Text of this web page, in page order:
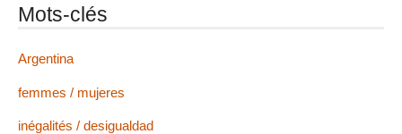
Mots-clés
Argentina
femmes / mujeres
inégalités / desigualdad